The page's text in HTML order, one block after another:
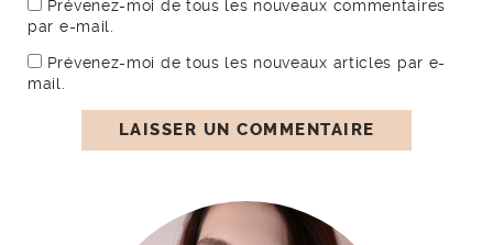
Prévenez-moi de tous les nouveaux commentaires
par e-mail.
Prévenez-moi de tous les nouveaux articles par e-
mail.